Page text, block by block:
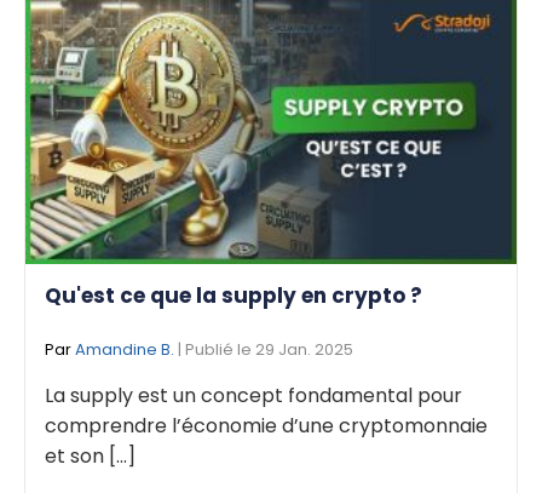
Qu'est ce que la supply en crypto ?
ParAmandine B. | Publié le 29 Jan. 2025
La supply est un concept fondamental pour
comprendre l’économie d’une cryptomonnaie
et son [...]